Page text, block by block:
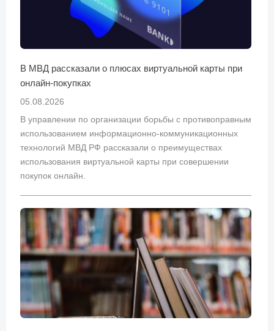
В МВД рассказали о плюсах виртуальной карты при
онлайн-покупках
05.08.2026
В управлении по организации борьбы с противоправным
использованием информационно-коммуникационных
технологий МВД РФ рассказали о преимуществах
использования виртуальной карты при совершении
покупок онлайн.